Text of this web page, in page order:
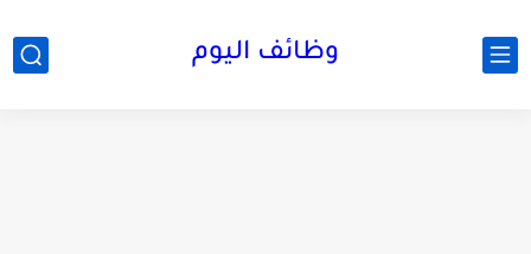
وظائف اليوم